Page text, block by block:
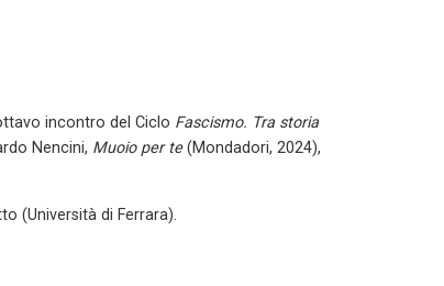
incontro del Ciclo Fascismo. Tra storia
Nencini, Muoio per te(Mondadori, 2024),
(Università di Ferrara).